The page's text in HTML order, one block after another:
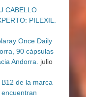
CABELLO
PILEXIL.
Once Daily
90 cápsulas
Andorra.
julio
de la marca